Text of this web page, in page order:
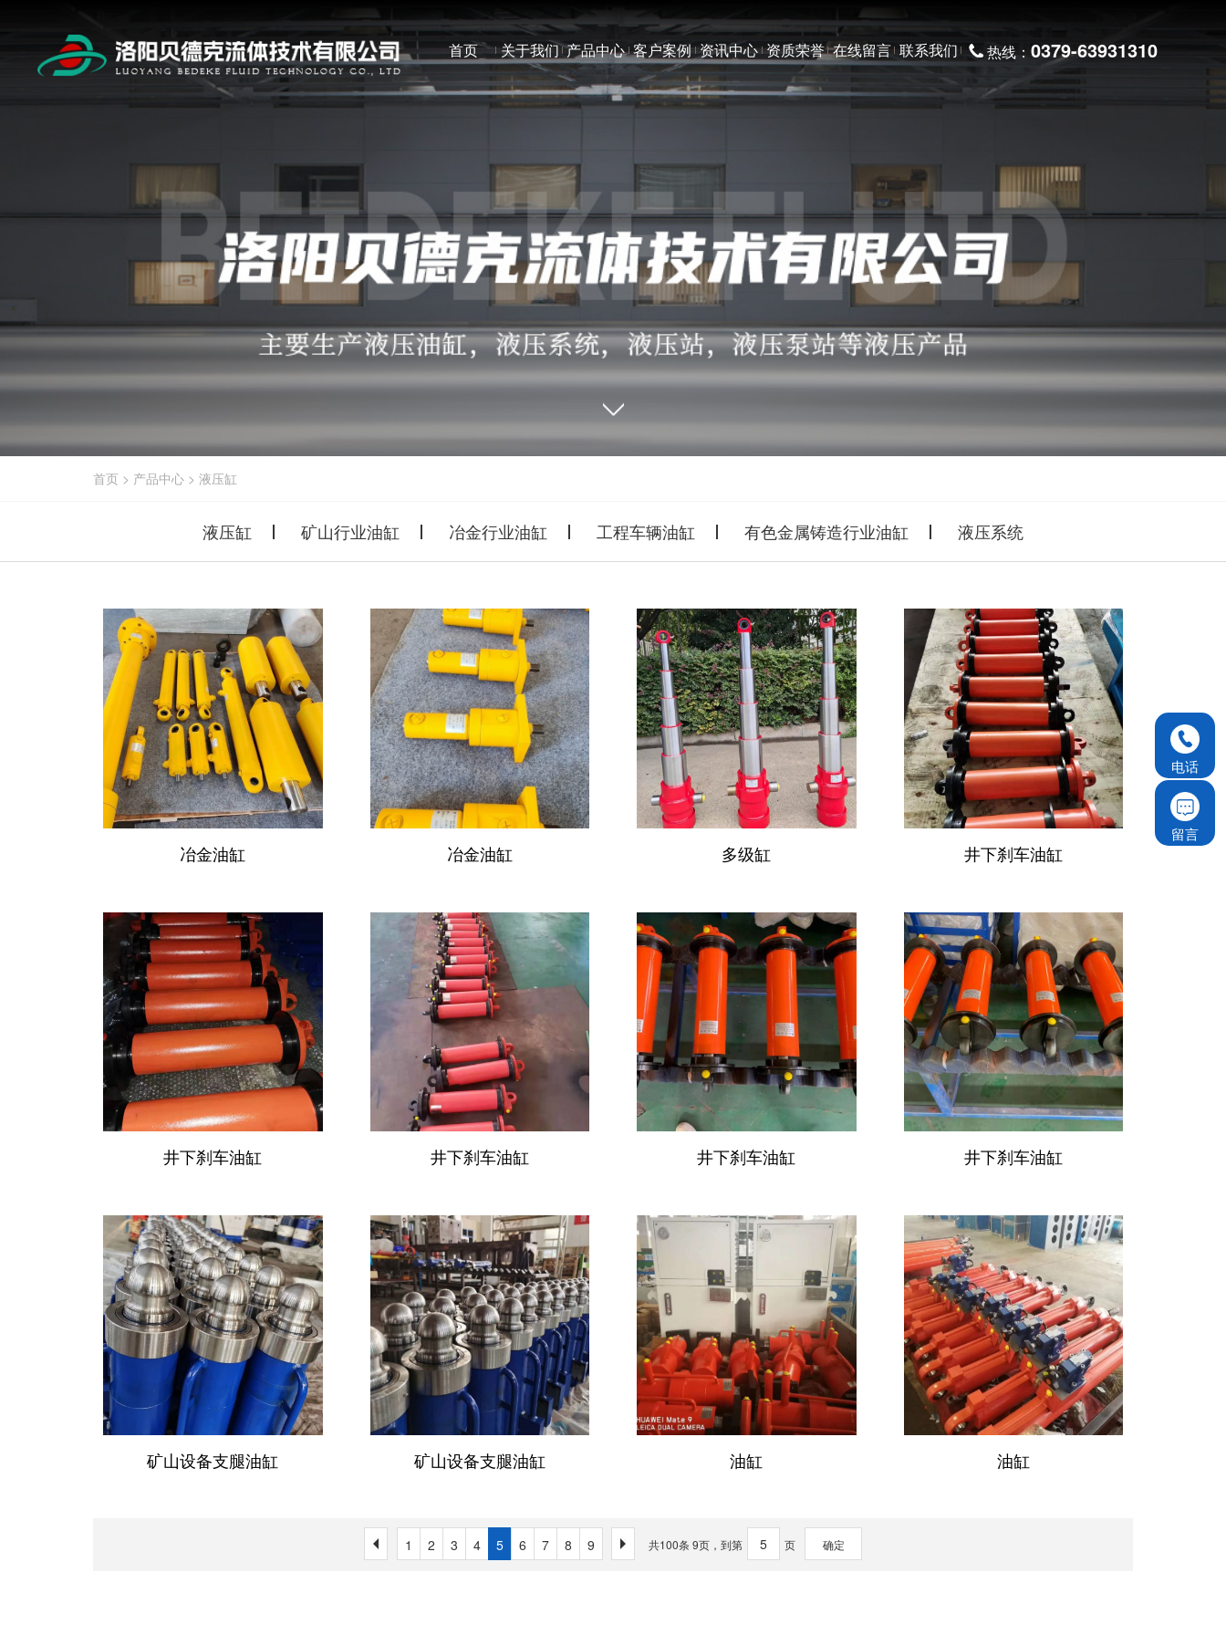
首页 关于我们 产品中心 客户案例 资讯中心 资质荣誉 在线留言 联系我们 热线：0379-63931310
首页 > 产品中心 > 液压缸
液压缸 矿山行业油缸 冶金行业油缸 工程车辆油缸 有色金属铸造行业油缸 液压系统
冶金油缸 冶金油缸 多级缸 井下刹车油缸
井下刹车油缸 井下刹车油缸 井下刹车油缸 井下刹车油缸
矿山设备支腿油缸 矿山设备支腿油缸 油缸 油缸
1 2 3 4 5 6 7 8 9 共100条 9页，到第 页 确定
电话
留言